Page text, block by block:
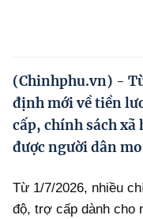
Phát triển kinh tế tư
Ocop và chuỗi giá trị
Doanh nghiệp dân
(Chinhphu.vn) -
định mới về tiền
cấp, chính sách
được người dân
Từ 1/7/2026, nhiều
độ, trợ cấp dành cho